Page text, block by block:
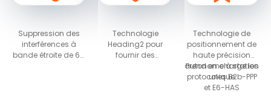
Suppression des
interférences à
bande étroite de 60
Technologie
Heading2 pour
fournir des
Technologie de
positionnement de
haute précision
autonome à station
unique
Prend en charge les
protocoles B2b-PPP
et E6-HAS